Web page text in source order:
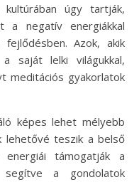
kultúrában úgy tartják,
a negatív energiákkal
Azok, akik
saját lelki világukkal,
meditációs gyakorlatok
képes lehet mélyebb
lehetővé teszik a belső
támogatják a
segítve a gondolatok